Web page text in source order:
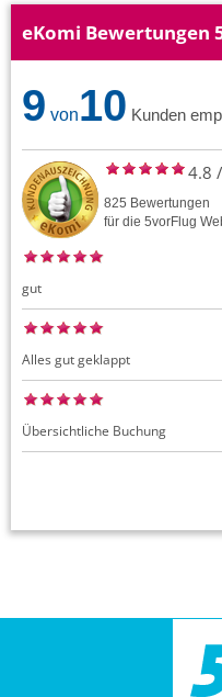
eKomi Bewertungen
9 von10 Kunden
4.8 /
825 Bewertungen
für die 5vorFlug
gut
Alles gut geklappt
Übersichtliche Buchung